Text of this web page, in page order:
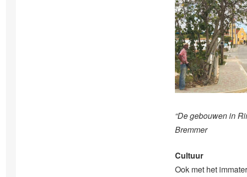
“De gebouwen in
Bremmer
Cultuur
Ook met het